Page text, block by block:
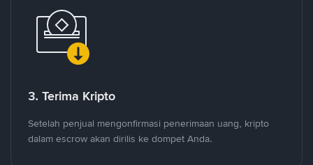
3. Terima Kripto
Setelah penjual mengonfirmasi penerimaan uang, kripto
dalam escrow akan dirilis ke dompet Anda.